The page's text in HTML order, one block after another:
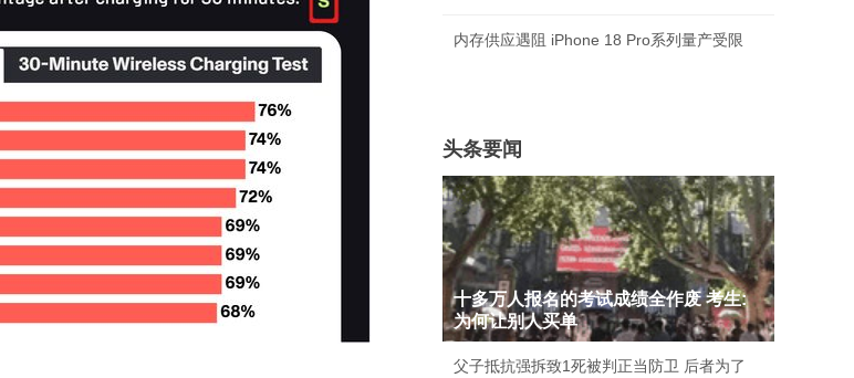
内存供应遇阻 iPhone 18 Pro系列量产受限
头条要闻
十多万人报名的考试成绩全作废 考生:
为何让别人买单
父子抵抗强拆致1死被判正当防卫 后者为了